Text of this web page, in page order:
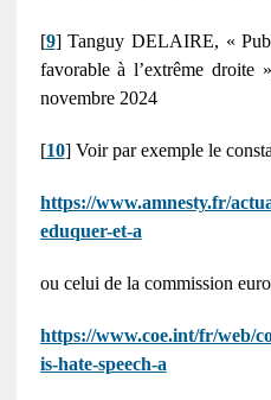
[9] Tanguy DELAIRE, «
favorable à l’extrême
novembre 2024
[10] Voir par exemple le
https://www.amnesty.fr/
eduquer-et-a
ou celui de la commission
https://www.coe.int/fr/web/
is-hate-speech-a